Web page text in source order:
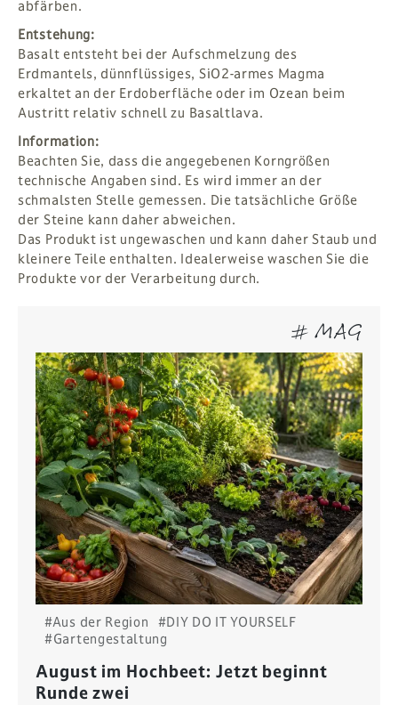
abfärben.
Entstehung:
Basalt entsteht bei der Aufschmelzung des
Erdmantels, dünnflüssiges, SiO2-armes Magma
erkaltet an der Erdoberfläche oder im Ozean beim
Austritt relativ schnell zu Basaltlava.
Information:
Beachten Sie, dass die angegebenen Korngrößen
technische Angaben sind. Es wird immer an der
schmalsten Stelle gemessen. Die tatsächliche Größe
der Steine kann daher abweichen.
Das Produkt ist ungewaschen und kann daher Staub und
kleinere Teile enthalten. Idealerweise waschen Sie die
Produkte vor der Verarbeitung durch.
# MAG
#Aus der Region
#DIY DO IT YOURSELF
#Gartengestaltung
August im Hochbeet: Jetzt beginnt
Runde zwei